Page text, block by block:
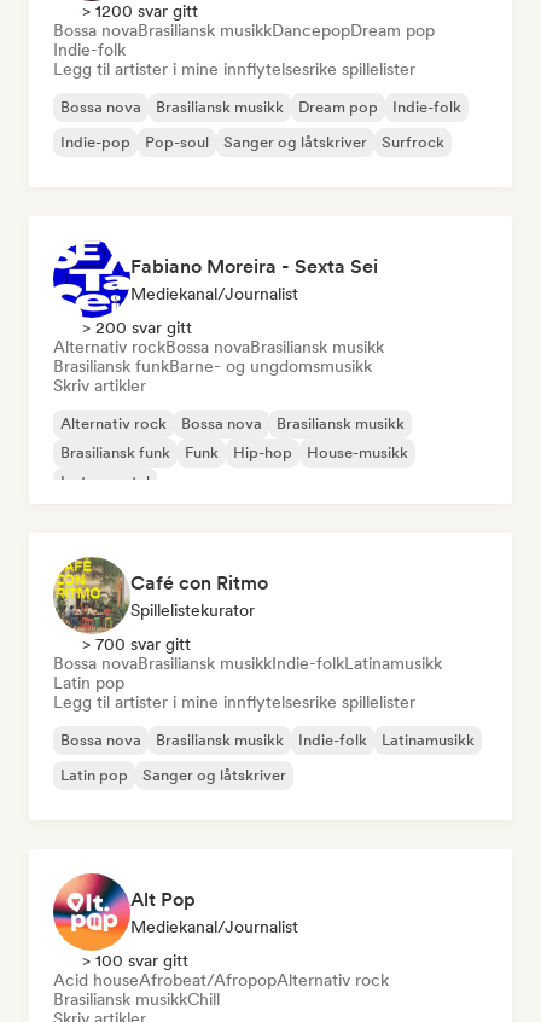
> 1200 svar gitt
Bossa novaBrasiliansk musikkDancepopDream pop
Indie-folk
Legg til artister i mine innflytelsesrike spillelister
Bossa nova Brasiliansk musikk Dream pop
Indie-folk
Indie-pop
Pop-soul Sanger og låtskriver Surfrock
Fabiano Moreira - Sexta Sei
Mediekanal/journalist
> 200 svar gitt
Alternativ rockBossa novaBrasiliansk musikk
Brasiliansk funkBarne- og ungdomsmusikk
Skriv artikler
Alternativ rock Bossa nova
Brasiliansk musikk
Brasiliansk funk
Funk Hip-hop
House-musikk
Instrumental
Café con Ritmo
Spillelistekurator
> 700 svar gitt
Bossa novaBrasiliansk musikkIndie-folkLatinamusikk
Latin pop
Legg til artister i mine innflytelsesrike spillelister
Bossa nova Brasiliansk musikk Indie-folk
Latinamusikk
Latin pop
Sanger og låtskriver
Alt Pop
Mediekanal/journalist
> 100 svar gitt
Acid houseAfrobeat/AfropopAlternativ rock
Brasiliansk musikkChill